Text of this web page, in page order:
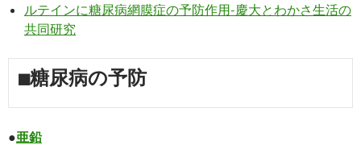
ルテインに糖尿病網膜症の予防作用-慶大とわかさ生活の
共同研究
■糖尿病の予防
●亜鉛